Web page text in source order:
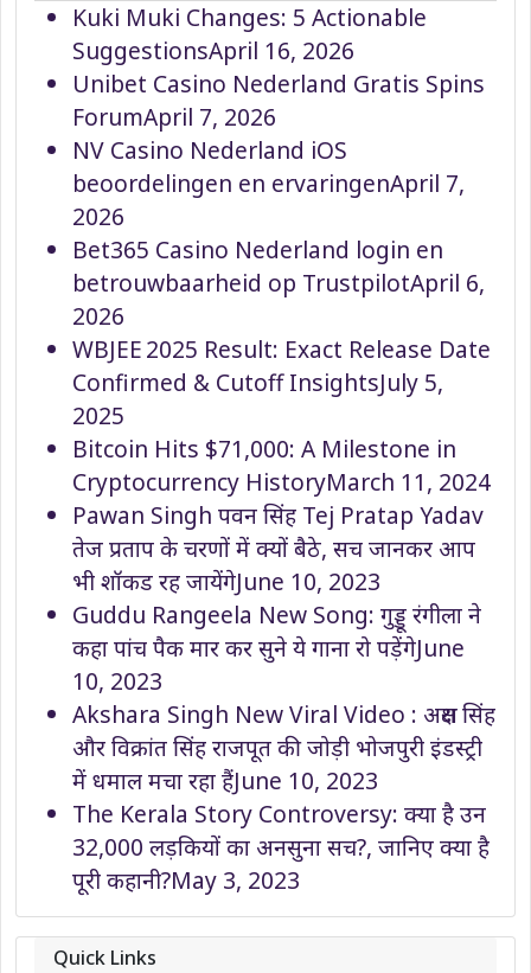
Kuki Muki Changes: 5 Actionable
SuggestionsApril 16, 2026
Unibet Casino Nederland Gratis Spins
ForumApril 7, 2026
NV Casino Nederland iOS
beoordelingen en ervaringenApril 7,
2026
Bet365 Casino Nederland login en
betrouwbaarheid op TrustpilotApril 6,
2026
WBJEE 2025 Result: Exact Release Date
Confirmed & Cutoff InsightsJuly 5,
2025
Bitcoin Hits $71,000: A Milestone in
Cryptocurrency HistoryMarch 11, 2024
Pawan Singh पवन सिंह Tej Pratap Yadav
तेज प्रताप के चरणों में क्यों बैठे, सच जानकर आप
भी शॉकड रह जायेंगेJune 10, 2023
Guddu Rangeela New Song: गुड्डू रंगीला ने
कहा पांच पैक मार कर सुने ये गाना रो पड़ेंगेJune
10, 2023
Akshara Singh New Viral Video : अक्षरा सिंह
और विक्रांत सिंह राजपूत की जोड़ी भोजपुरी इंडस्ट्री
में धमाल मचा रहा हैंJune 10, 2023
The Kerala Story Controversy: क्या है उन
32,000 लड़कियों का अनसुना सच?, जानिए क्या है
पूरी कहानी?May 3, 2023
Quick Links